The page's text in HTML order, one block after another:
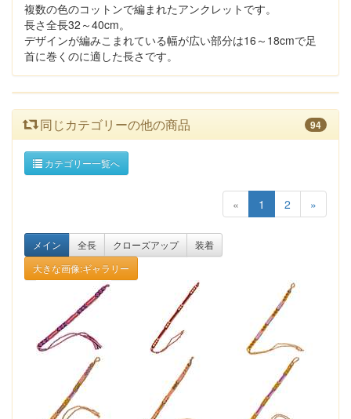
複数の色のコットンで編まれたアンクレットです。
長さ全長32～40cm。
デザインが編みこまれている幅が広い部分は16～18cmで足
首に巻くのに適した長さです。
同じカテゴリーの他の商品 94
カテゴリー一覧へ
« 1 2 »
メイン 全長 クローズアップ
装着
大きな画像:ギャラリー